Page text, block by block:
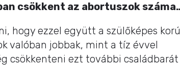
csökkent az abortuszok
hogy ezzel együtt a szülőképes korú
valóban jobbak, mint a tíz évvel
csökkenteni ezt további családbarát